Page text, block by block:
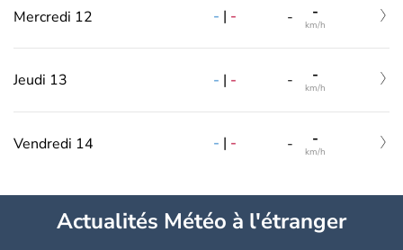
Mercredi 12 - | - - -
km/h
Jeudi 13 - | - - -
km/h
Vendredi 14 - | - - -
km/h
Actualités Météo à l'étranger